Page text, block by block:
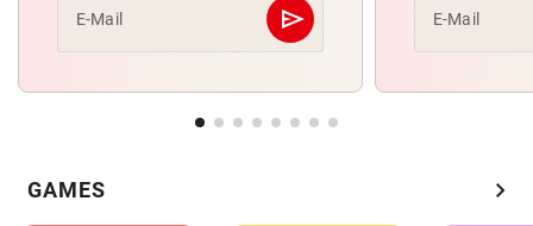
E-Mail send
Abschicken E-Mail
GAMES chevron_right